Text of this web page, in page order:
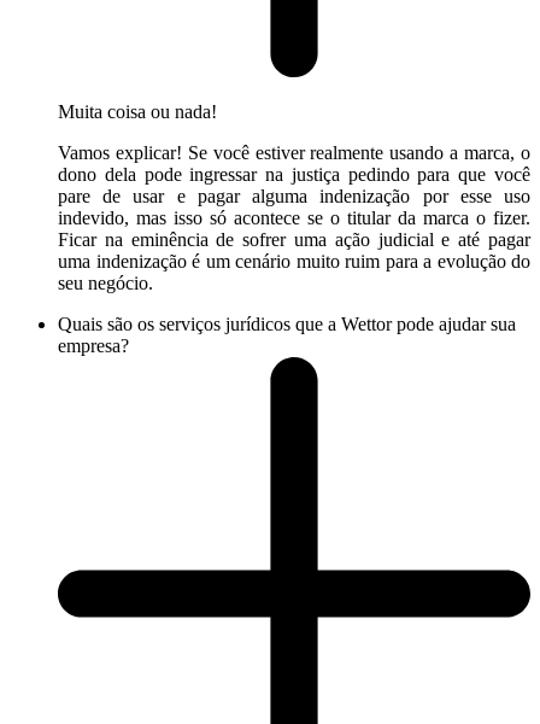
Muita coisa ou nada!
Vamos explicar! Se você estiver realmente usando a marca, o
dono dela pode ingressar na justiça pedindo para que você
pare de usar e pagar alguma indenização por esse uso
indevido, mas isso só acontece se o titular da marca o fizer.
Ficar na eminência de sofrer uma ação judicial e até pagar
uma indenização é um cenário muito ruim para a evolução do
seu negócio.
Quais são os serviços jurídicos que a Wettor pode ajudar sua
empresa?